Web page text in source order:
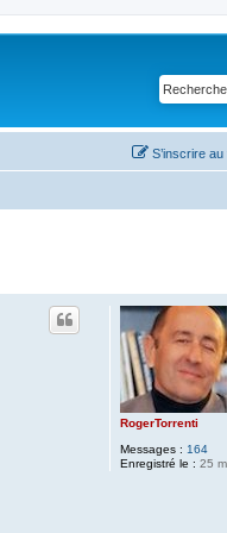
S’inscrire
RogerTorrenti
Messages : 164
Enregistré le : 25